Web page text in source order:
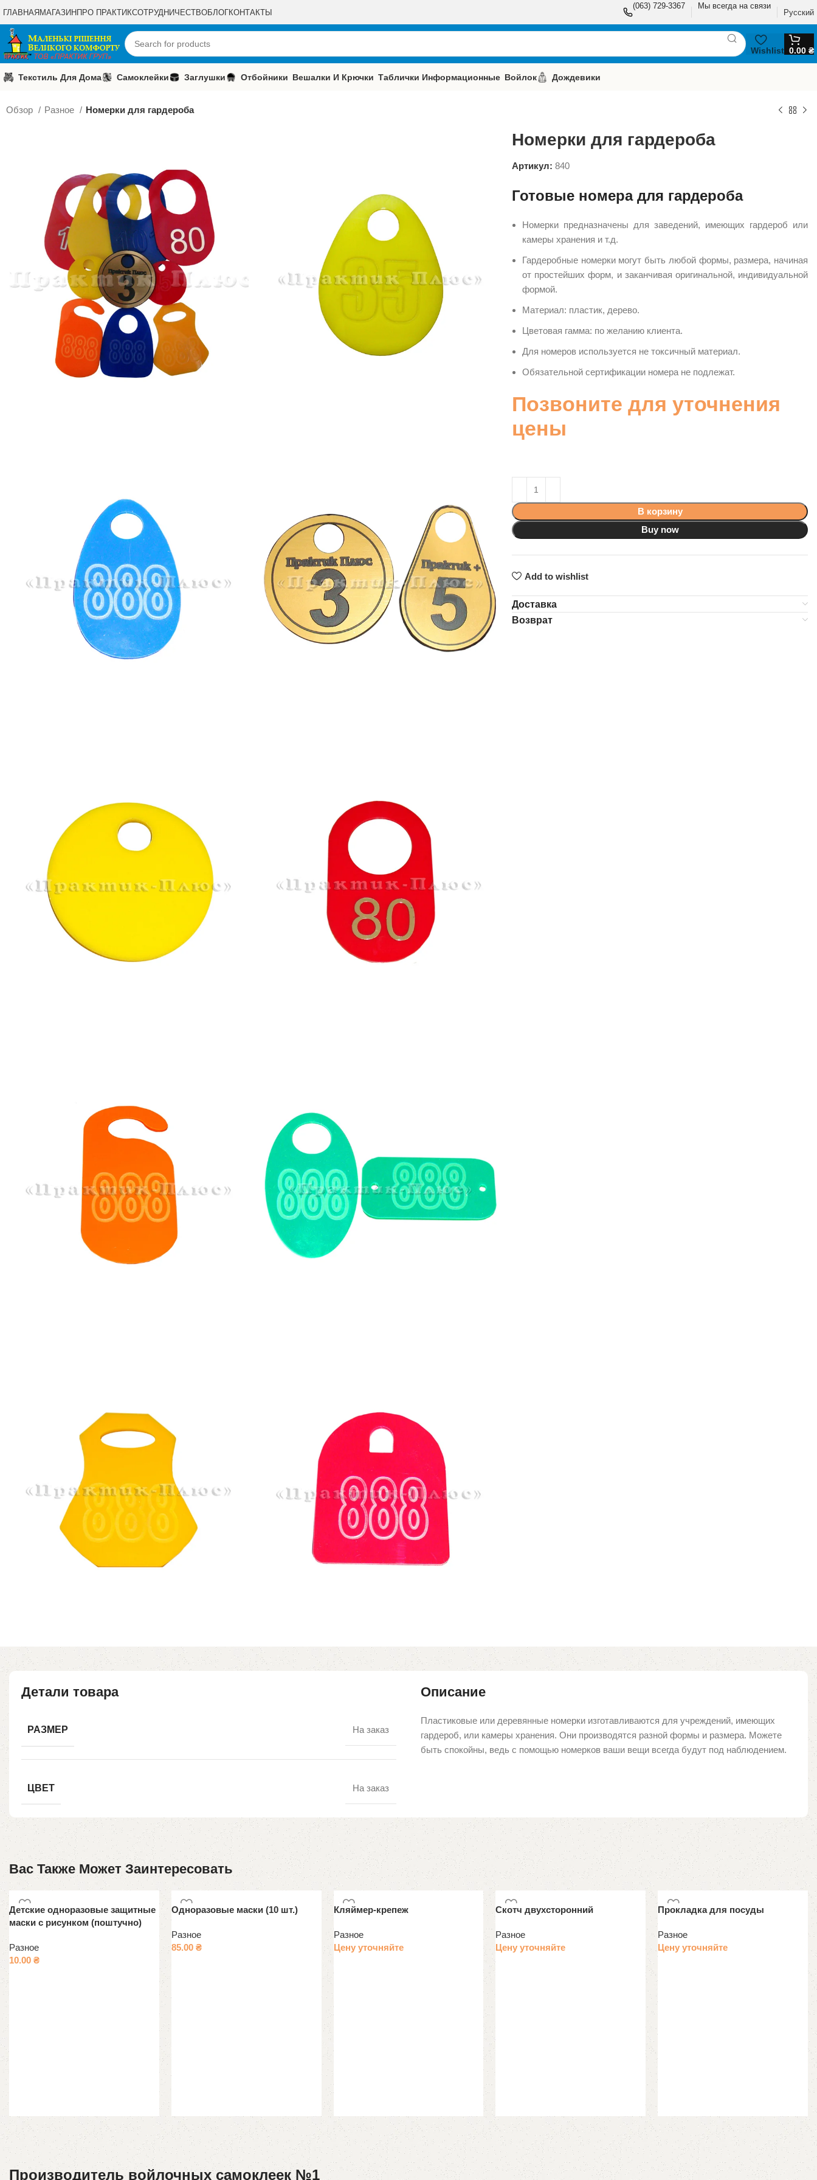
ГЛАВНАЯМАГАЗИНПРО ПРАКТИКСОТРУДНИЧЕСТВОБЛОГКОНТАКТЫ
(063) 729-3367 Мы всегда на связи
Русский
Wishlist 0.00 ₴
Текстиль Для Дома Самоклейки Заглушки Отбойники Вешалки И Крючки Таблички Информационные Войлок Дождевики
Обзор Разное Номерки для гардероба
Номерки для гардероба
Артикул:840
Готовые номера для гардероба
Номерки предназначены для заведений, имеющих гардероб или
камеры хранения и т.д.
Гардеробные номерки могут быть любой формы, размера, начиная
от простейших форм, и заканчивая оригинальной, индивидуальной
формой.
Материал: пластик, дерево.
Цветовая гамма: по желанию клиента.
Для номеров используется не токсичный материал.
Обязательной сертификации номера не подлежат.
Позвоните для уточнения
цены
В корзину
Buy now
Add to wishlist
Доставка
Возврат
Детали товара
РАЗМЕР На заказ
ЦВЕТ На заказ
Описание
Пластиковые или деревянные номерки изготавливаются для учреждений, имеющих
гардероб, или камеры хранения. Они производятся разной формы и размера. Можете
быть спокойны, ведь с помощью номерков ваши вещи всегда будут под наблюдением.
Вас Также Может Заинтересовать
Детские одноразовые защитные
маски с рисунком (поштучно)
Разное
10.00 ₴
Одноразовые маски (10 шт.)
Разное
85.00 ₴
Кляймер-крепеж
Разное
Цену уточняйте
Скотч двухсторонний
Разное
Цену уточняйте
Прокладка для посуды
Разное
Цену уточняйте
Производитель войлочных самоклеек №1